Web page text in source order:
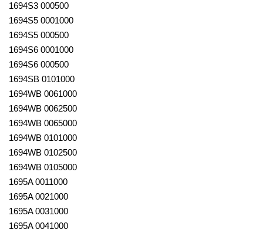
1694S3 000500
1694S5 0001000
1694S5 000500
1694S6 0001000
1694S6 000500
1694SB 0101000
1694WB 0061000
1694WB 0062500
1694WB 0065000
1694WB 0101000
1694WB 0102500
1694WB 0105000
1695A 0011000
1695A 0021000
1695A 0031000
1695A 0041000